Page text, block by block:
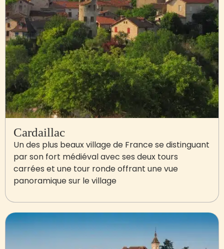
Cardaillac
Un des plus beaux village de France se distinguant
par son fort médiéval avec ses deux tours
carrées et une tour ronde offrant une vue
panoramique sur le village